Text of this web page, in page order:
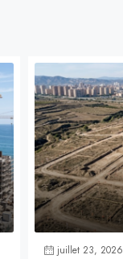
juillet 23, 2026